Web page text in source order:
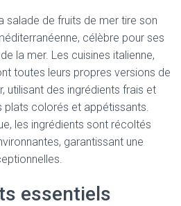
salade de fruits de mer tire son
célèbre pour ses
la mer. Les cuisines italienne,
toutes leurs propres versions de
utilisant des ingrédients frais et
plats colorés et appétissants.
les ingrédients sont récoltés
garantissant une
essentiels